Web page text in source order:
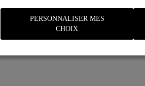
PERSONNALISER MES
CHOIX